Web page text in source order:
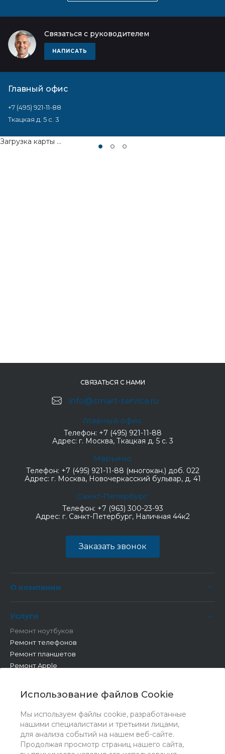
Использование файлов Cookie
Мы используем файлы cookie, разработанные
нашими специалистами и третьими лицами,
для анализа событий на нашем веб-сайте.
Продолжая просмотр страниц нашего сайта,
Связаться с руководителем
НАПИСАТЬ
Главный офис
+7 (495) 921-11-88
Ткацкая д. 5 с. 3
Загрузка карты ...
СВЯЗАТЬСЯ С НАМИ
info@smart-service.ru
Главный офис
Телефон: +7 (495) 921-11-88
Адрес: г. Москва, Ткацкая д. 5 с. 3
Марьино
Телефон: +7 (495) 921-11-88 (многокан.) доб. 022
Адрес: г. Москва, Новочеркасский бульвар, д. 41
Санкт-Петербург
Телефон: +7 (963) 300-23-93
Адрес: г. Санкт-Петербург, Наличная 44к2
Заказать звонок
О компании
Услуги
Ремонт ноутбуков
Ремонт телефонов
Ремонт планшетов
Ремонт Apple